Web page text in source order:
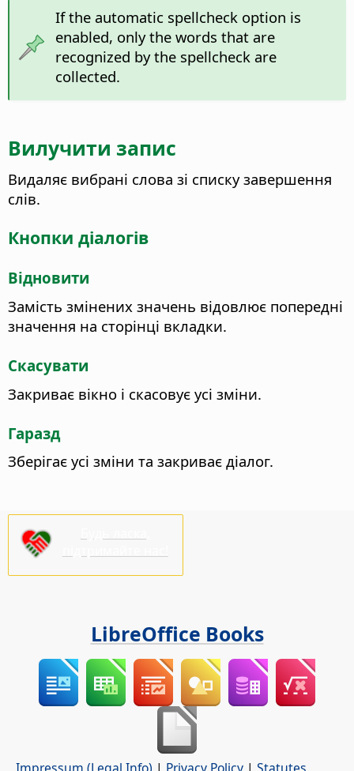
If the automatic spellcheck option is
enabled, only the words that are
recognized by the spellcheck are
collected.
Вилучити запис
Видаляє вибрані слова зі списку завершення
слів.
Кнопки діалогів
Відновити
Замість змінених значень відовлює попередні
значення на сторінці вкладки.
Скасувати
Закриває вікно і скасовує усі зміни.
Гаразд
Зберігає усі зміни та закриває діалог.
LibreOffice Books